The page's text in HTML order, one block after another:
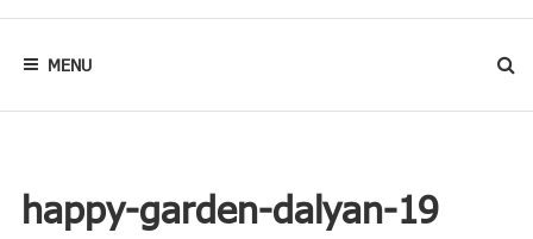
oradadır.
MENU
happy-garden-dalyan-19